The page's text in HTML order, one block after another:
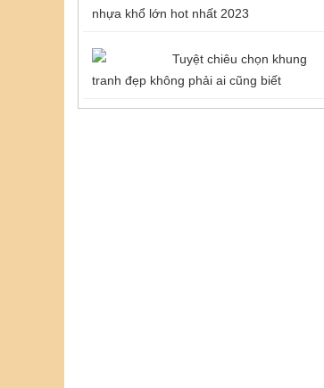
nhựa khổ lớn hot nhất 2023
Tuyệt chiêu chọn khung
tranh đẹp không phải ai cũng biết